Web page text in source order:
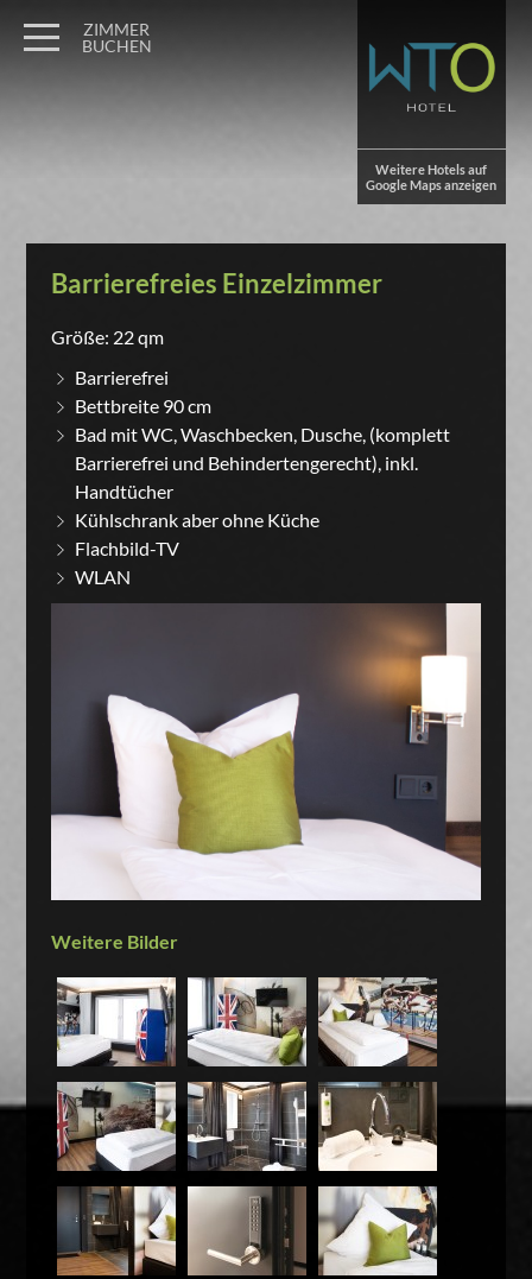
Weitere Hotels auf
Google Maps anzeigen
ZIMMER
BUCHEN
Barrierefreies Einzelzimmer
Größe: 22 qm
Barrierefrei
Bettbreite 90 cm
Bad mit WC, Waschbecken, Dusche, (komplett
Barrierefrei und Behindertengerecht), inkl.
Handtücher
Kühlschrank aber ohne Küche
Flachbild-TV
WLAN
Weitere Bilder